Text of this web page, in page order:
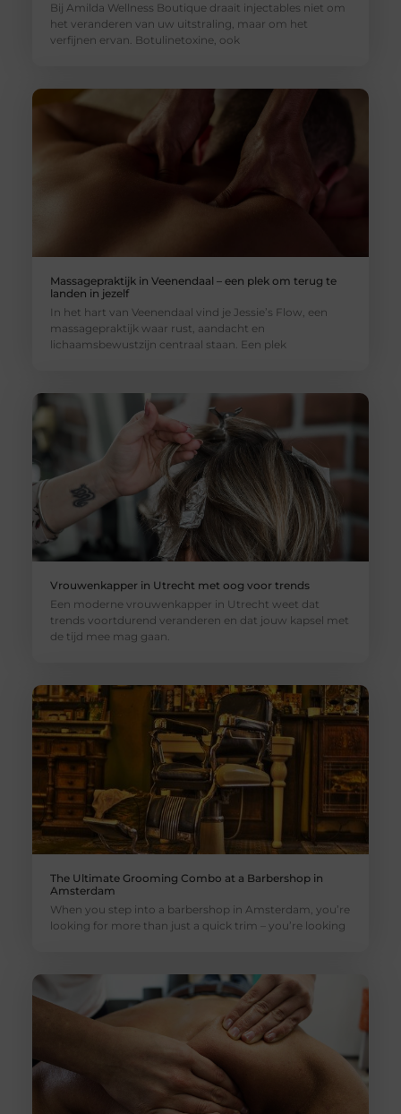
Bij Amilda Wellness Boutique draait injectables niet om
het veranderen van uw uitstraling, maar om het
verfijnen ervan. Botulinetoxine, ook
Massagepraktijk in Veenendaal – een plek om terug te
landen in jezelf
In het hart van Veenendaal vind je Jessie’s Flow, een
massagepraktijk waar rust, aandacht en
lichaamsbewustzijn centraal staan. Een plek
Vrouwenkapper in Utrecht met oog voor trends
Een moderne vrouwenkapper in Utrecht weet dat
trends voortdurend veranderen en dat jouw kapsel met
de tijd mee mag gaan.
The Ultimate Grooming Combo at a Barbershop in
Amsterdam
When you step into a barbershop in Amsterdam, you’re
looking for more than just a quick trim – you’re looking